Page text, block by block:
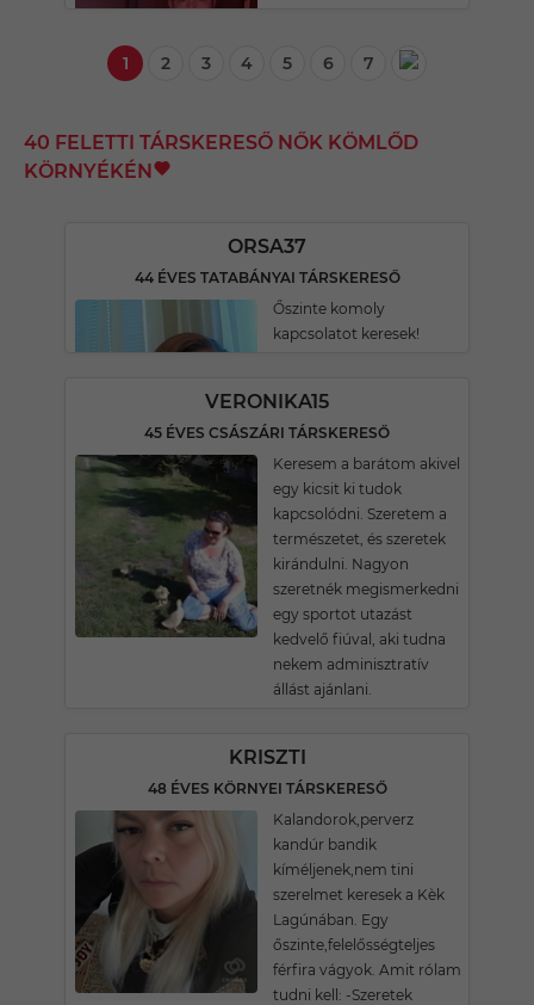
1 2 3 4 5 6 7
40 FELETTI TÁRSKERESŐ NŐK KÖMLŐD
KÖRNYÉKÉN
ORSA37
44 ÉVES TATABÁNYAI TÁRSKERESŐ
Őszinte komoly
kapcsolatot keresek!
VERONIKA15
45 ÉVES CSÁSZÁRI TÁRSKERESŐ
Keresem a barátom akivel
egy kicsit ki tudok
kapcsolódni. Szeretem a
természetet, és szeretek
kirándulni. Nagyon
szeretnék megismerkedni
egy sportot utazást
kedvelő fiúval, aki tudna
nekem adminisztratív
állást ajánlani.
KRISZTI
48 ÉVES KÖRNYEI TÁRSKERESŐ
Kalandorok,perverz
kandúr bandik
kíméljenek,nem tini
szerelmet keresek a Kèk
Lagúnában. Egy
őszinte,felelősségteljes
férfira vágyok. Amit rólam
tudni kell: -Szeretek